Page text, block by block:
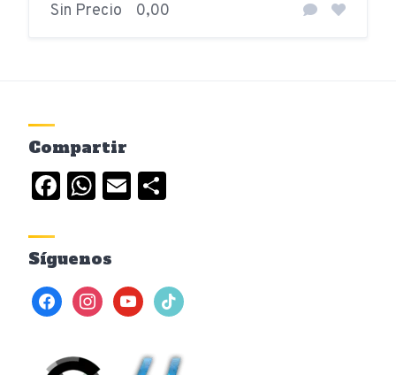
Sin Precio 0,00
Compartir
Facebook
WhatsApp
Email
Síguenos
facebookinstagramyoutubetiktok